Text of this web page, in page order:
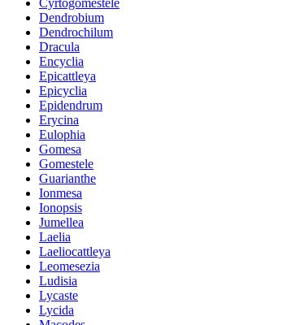
Dendrobium
Dendrochilum
Dracula
Encyclia
Epicattleya
Epicyclia
Epidendrum
Erycina
Eulophia
Gomesa
Gomestele
Guarianthe
Ionmesa
Ionopsis
Jumellea
Laelia
Laeliocattleya
Leomesezia
Ludisia
Lycaste
Lycida